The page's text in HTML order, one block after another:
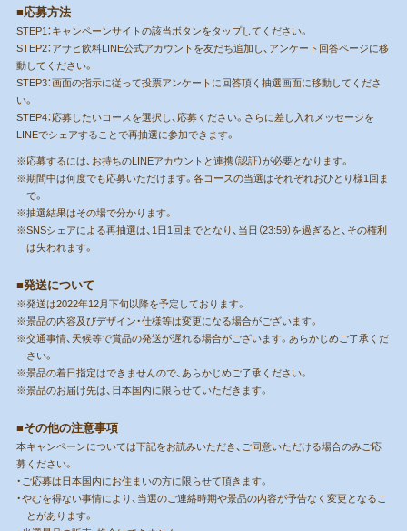
■応募方法
STEP1：キャンペーンサイトの該当ボタンをタップしてください。
STEP2：アサヒ飲料LINE公式アカウントを友だち追加し、アンケート回答ページに移
動してください。
STEP3：画面の指示に従って投票アンケートに回答頂く抽選画面に移動してくださ
い。
STEP4：応募したいコースを選択し、応募ください。さらに差し入れメッセージを
LINEでシェアすることで再抽選に参加できます。
※応募するには、お持ちのLINEアカウントと連携（認証）が必要となります。
※期間中は何度でも応募いただけます。各コースの当選はそれぞれおひとり様1回ま
で。
※抽選結果はその場で分かります。
※SNSシェアによる再抽選は、1日1回までとなり、当日（23:59）を過ぎると、その権利
は失われます。
■発送について
※発送は2022年12月下旬以降を予定しております。
※景品の内容及びデザイン・仕様等は変更になる場合がございます。
※交通事情、天候等で賞品の発送が遅れる場合がございます。あらかじめご了承くだ
さい。
※景品の着日指定はできませんので、あらかじめご了承ください。
※景品のお届け先は、日本国内に限らせていただきます。
■その他の注意事項
本キャンペーンについては下記をお読みいただき、ご同意いただける場合のみご応
募ください。
・ご応募は日本国内にお住まいの方に限らせて頂きます。
・やむを得ない事情により、当選のご連絡時期や景品の内容が予告なく変更となるこ
とがあります。